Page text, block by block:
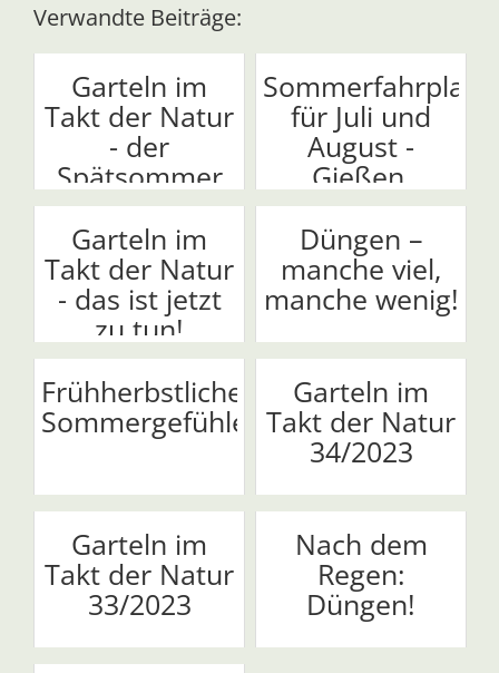
Verwandte Beiträge:
Garteln im
Takt der Natur
- der
Spätsommer
naht
Sommerfahrplan
für Juli und
August -
Gießen,
Dünge...
Garteln im
Takt der Natur
- das ist jetzt
zu tun!
Düngen –
manche viel,
manche wenig!
Frühherbstliche
Sommergefühle
Garteln im
Takt der Natur
34/2023
Garteln im
Takt der Natur
33/2023
Nach dem
Regen:
Düngen!